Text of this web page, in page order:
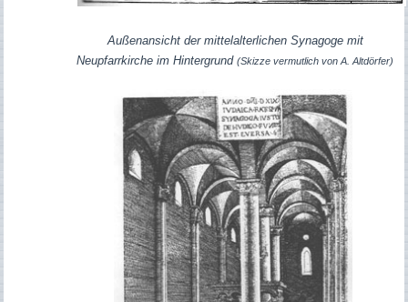
Außenansicht der mittelalterlichen Synagoge mit
Neupfarrkirche im Hintergrund(Skizze vermutlich von A. Altdörfer)